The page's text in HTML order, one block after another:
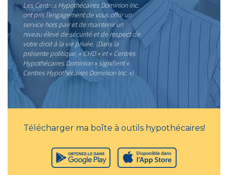
Les Centres Hypothécaires Dominion Inc.
ont pris l’engagement de vous offrir un
service hors pair et de maintenir un
niveau élevé de sécurité et de respect de
votre droit à la vie privée. (Dans la
présente politique, « CHD » et « Centres
Hypothécaires Dominion » signifient «
Centres Hypothécaires Dominion Inc. »)
Télécharger ma boîte à outils hypothécaires!